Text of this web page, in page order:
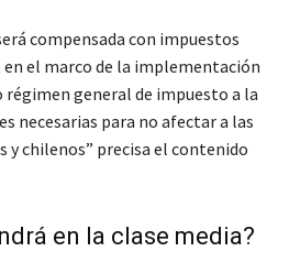
compensada con impuestos
el marco de la implementación
régimen general de impuesto a la
necesarias para no afectar a las
y chilenos” precisa el contenido
en la clase media?